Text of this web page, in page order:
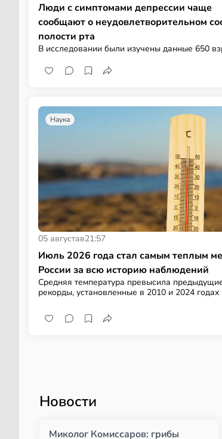
Люди с симптомами депрессии чаще
сообщают о неудовлетворительном
полости рта
В исследовании были изучены данные 650
Наука
05 августав21:57
Июль 2026 года стал самым теплым
России за всю историю наблюдений
Средняя температура превысила
рекорды, установленные в 2010 и 2024 годах
Новости
Миколог Комиссаров: грибы